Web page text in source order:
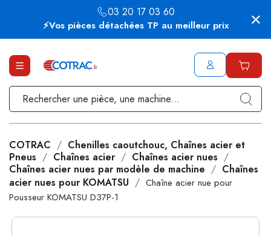
⚡Vos pièces détachées TP au meilleur prix
03 20 17 03 60
COTRAC
Chenilles caoutchouc, Chaînes acier et
Pneus
Chaînes acier
Chaînes acier nues
Chaînes acier nues par modèle de machine
Chaînes
acier nues pour KOMATSU
Chaîne acier nue pour
Pousseur KOMATSU D37P-1